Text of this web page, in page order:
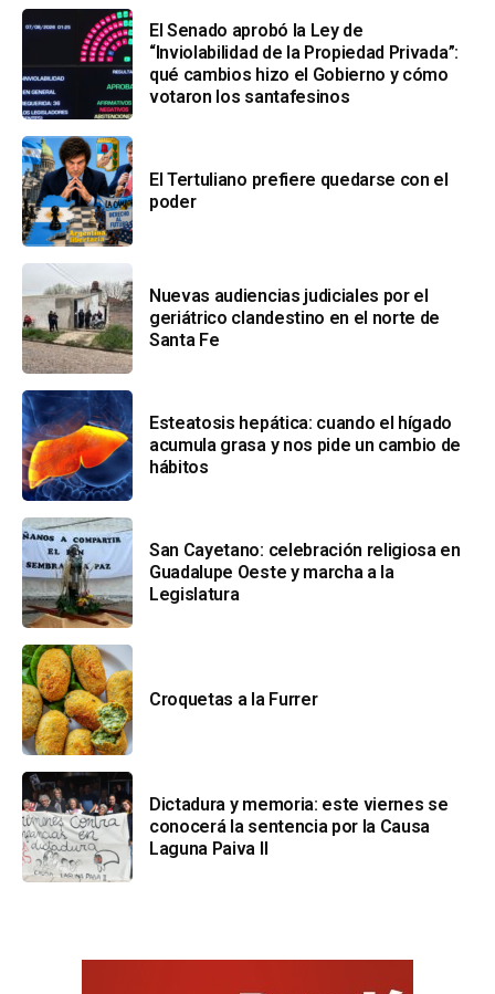
El Senado aprobó la Ley de
“Inviolabilidad de la Propiedad Privada”:
qué cambios hizo el Gobierno y cómo
votaron los santafesinos
El Tertuliano prefiere quedarse con el
poder
Nuevas audiencias judiciales por el
geriátrico clandestino en el norte de
Santa Fe
Esteatosis hepática: cuando el hígado
acumula grasa y nos pide un cambio de
hábitos
San Cayetano: celebración religiosa en
Guadalupe Oeste y marcha a la
Legislatura
Croquetas a la Furrer
Dictadura y memoria: este viernes se
conocerá la sentencia por la Causa
Laguna Paiva II